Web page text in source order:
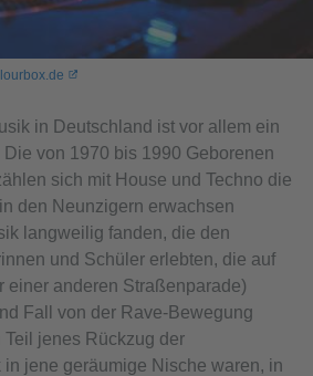
in Deutschland ist vor allem ein
von 1970 bis 1990 Geborenen
sich mit House und Techno die
den Neunzigern erwachsen
langweilig fanden, die den
und Schüler erlebten, die auf
einer anderen Straßenparade)
Fall von der Rave-Bewegung
jenes Rückzug der
jene geräumige Nische waren, in